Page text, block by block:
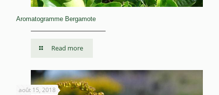
Aromatogramme Bergamote
Read more
août 15, 2018